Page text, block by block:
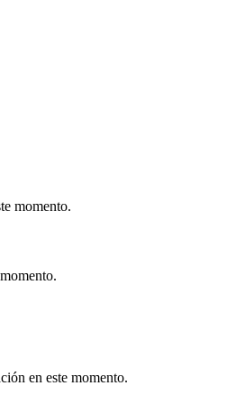
momento.
en este momento.